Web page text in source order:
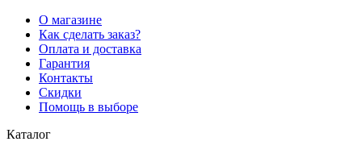
О магазине
Как сделать заказ?
Оплата и доставка
Гарантия
Контакты
Скидки
Помощь в выборе
Каталог